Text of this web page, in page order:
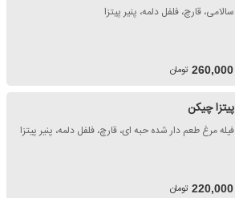
سالامی، قارچ، فلفل دلمه، پنیر پیتزا
260,000 تومان
پیتزا چیکن
فیله مرغ طعم دار شده حبه ای، قارچ، فلفل دلمه، پنیر پیتزا
220,000 تومان